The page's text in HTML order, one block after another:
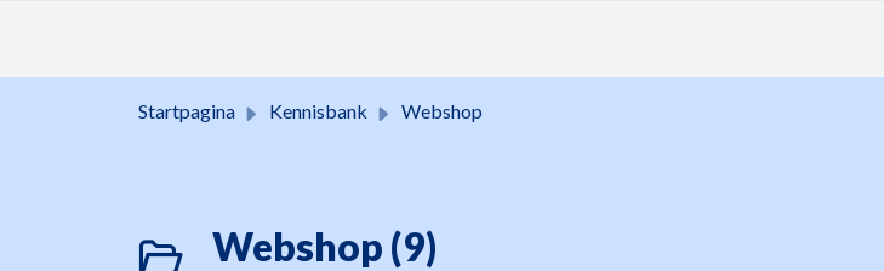
Startpagina Kennisbank Webshop
Webshop (9)